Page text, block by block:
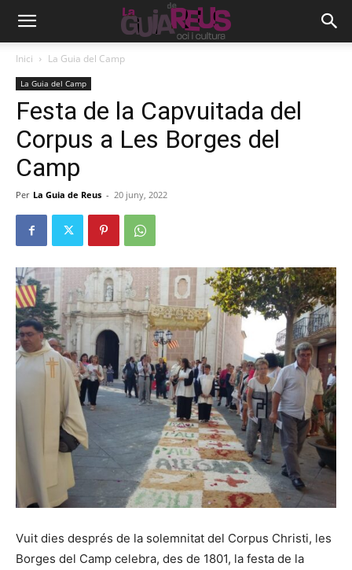
Inici La Guia del Camp
La Guia del Camp
Festa de la Capvuitada del
Corpus a Les Borges del
Camp
Per La Guia de Reus - 20 juny, 2022
Vuit dies després de la solemnitat del Corpus Christi, les
Borges del Camp celebra, des de 1801, la festa de la